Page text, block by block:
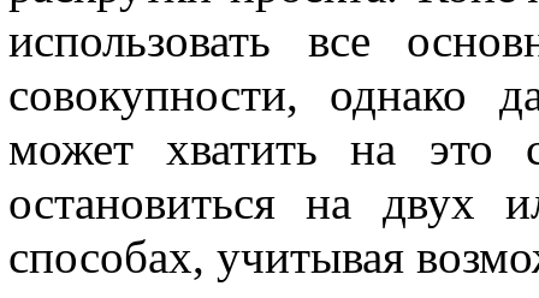
использовать все
совокупности, однако
может хватить на это
остановиться на двух
способах, учитывая